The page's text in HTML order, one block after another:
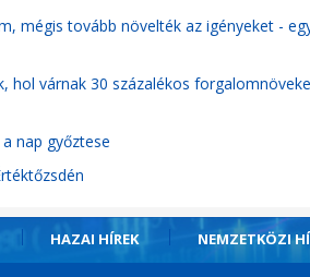
mégis tovább növelték az igényeket -
hol várnak 30 százalékos
nap győztese
HAZAI HÍREK NEMZETKÖZI